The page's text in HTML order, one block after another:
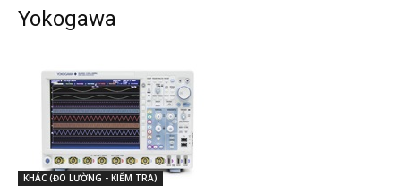
Yokogawa
KHÁC (ĐO LƯỜNG - KIỂM TRA)